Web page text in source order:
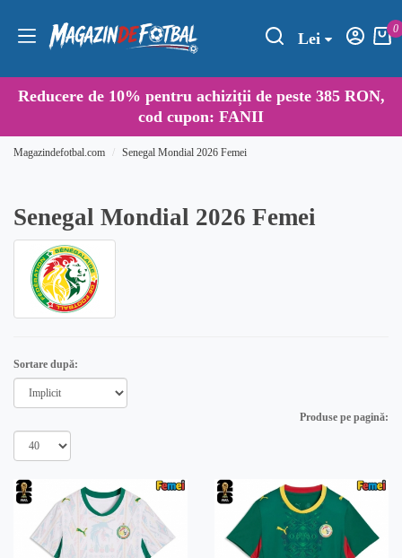
Lei
0
Reducere de 10% pentru achiziții de peste 385 RON,
cod cupon: FANII
Magazindefotbal.com Senegal Mondial 2026 Femei
Senegal Mondial 2026 Femei
Sortare după:
Produse pe pagină: